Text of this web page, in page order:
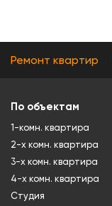
Ремонт квартир
По объектам
1-комн. квартира
2-х комн. квартира
3-х комн. квартира
4-х комн. квартира
Студия